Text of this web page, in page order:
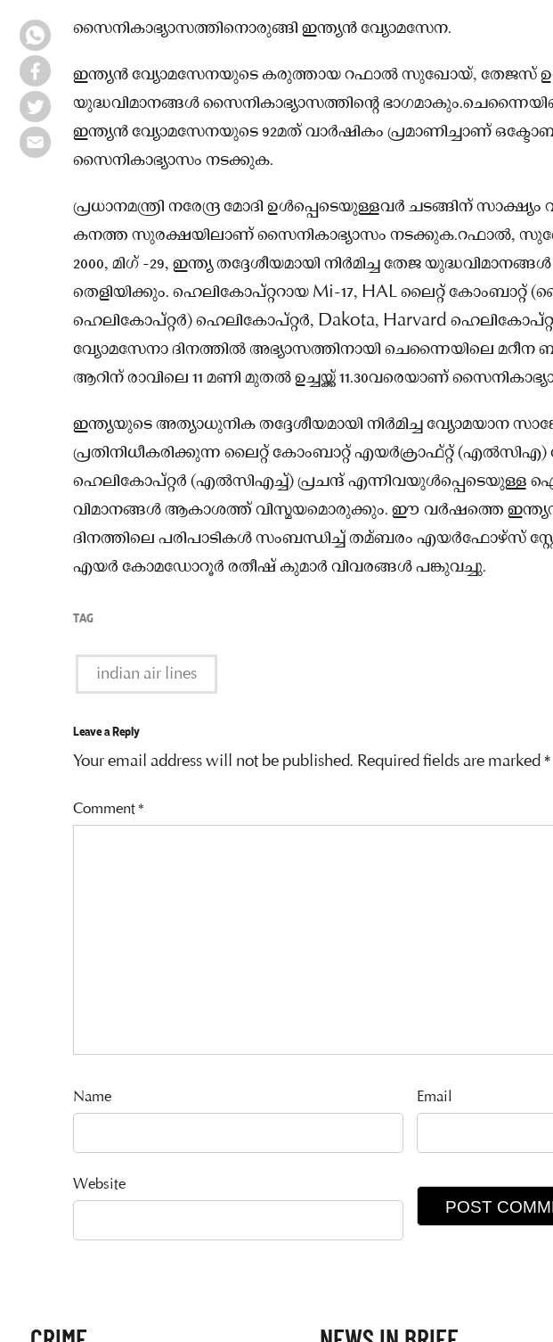
സൈനികാഭ്യാസത്തിനൊരുങ്ങി ഇന്ത്യൻ വ്യോമസേന.
ഇന്ത്യൻ വ്യോമസേനയുടെ കരുത്തായ റഫാല്‍ സുഖോയ്, തേജസ്
യുദ്ധവിമാനങ്ങള്‍ സൈനികാഭ്യാസത്തിൻ്റെ
ഇന്ത്യൻ വ്യോമസേനയുടെ 92മത് വാർഷികം പ്രമാണിച്ചാണ്
സൈനികാഭ്യാസം നടക്കുക.
പ്രധാനമന്ത്രി നരേന്ദ്ര മോദി ഉള്‍പ്പെടെയുള്ളവർ ചടങ്ങിന്
കനത്ത സുരക്ഷയിലാണ് സൈനികാഭ്യാസം നടക്കുക.റഫാല്‍,
2000, മിഗ് -29, ഇന്ത്യ തദ്ദേശീയമായി നിർമിച്ച തേജ
തെളിയിക്കും. ഹെലികോപ്റ്ററായ Mi-17, HAL ലൈറ്റ് കോംബാറ്റ്
ഹെലികോപ്റ്റർ) ഹെലികോപ്റ്റർ, Dakota, Harvard
വ്യോമസേനാ ദിനത്തില്‍ അഭ്യാസത്തിനായി ചെന്നൈയിലെ മറീന
ആറിന് രാവിലെ 11 മണി മുതല്‍ ഉച്ചയ്ക്ക് 11.30വരെയാണ്
ഇന്ത്യയുടെ അത്യാധുനിക തദ്ദേശീയമായി നിർമിച്ച വ്യോമയാന
പ്രതിനിധീകരിക്കുന്ന ലൈറ്റ് കോംബാറ്റ് എയർക്രാഫ്റ്റ്
ഹെലികോപ്റ്റർ (എല്‍സിഎച്ച്‌) പ്രചന്ദ്
വിമാനങ്ങള്‍ ആകാശത്ത് വിസ്മയമൊരുക്കും. ഈ വർഷത്തെ
ദിനത്തിലെ പരിപാടികള്‍ സംബന്ധിച്ച്‌ തമ്ബരം എയർഫോഴ്സ്
എയർ കോമഡോറൂർ രതീഷ് കുമാർ വിവരങ്ങള്‍ പങ്കുവച്ചു.
TAG
indian air lines
Leave a Reply
Your email address will not be published. Required fields are marked*
Comment*
Name Email
Website